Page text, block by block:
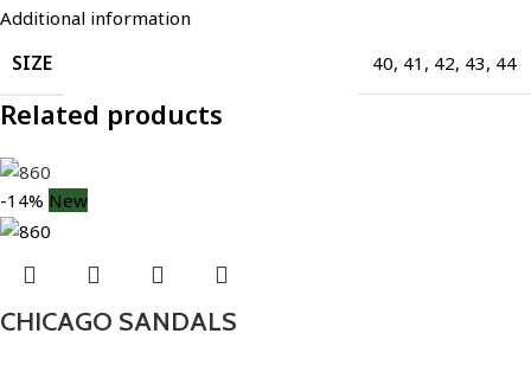
Additional information
SIZE 40, 41 , 42, 43, 44
Related products
-14% New
CHICAGO SANDALS